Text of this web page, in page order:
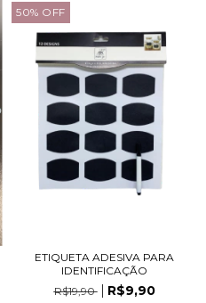
50% OFF
ETIQUETA ADESIVA PARA
IDENTIFICAÇÃO
R$19,90
R$9,90